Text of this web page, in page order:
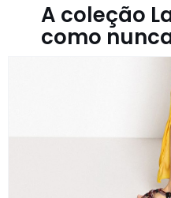
A coleção
como